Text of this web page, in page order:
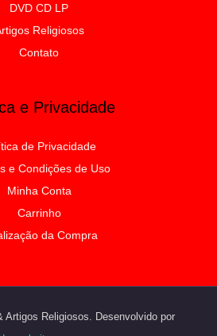
DVD CD LP
Religiosos
Contato
e Privacidade
de Privacidade
e Condições de Uso
Minha Conta
Carrinho
da Compra
Artigos Religiosos. Desenvolvido por